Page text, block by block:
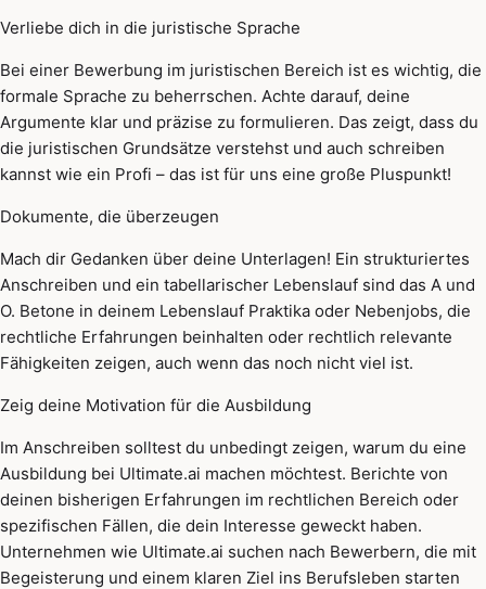
Verliebe dich in die juristische Sprache
Bei einer Bewerbung im juristischen Bereich ist es wichtig, die
formale Sprache zu beherrschen. Achte darauf, deine
Argumente klar und präzise zu formulieren. Das zeigt, dass du
die juristischen Grundsätze verstehst und auch schreiben
kannst wie ein Profi – das ist für uns eine große Pluspunkt!
Dokumente, die überzeugen
Mach dir Gedanken über deine Unterlagen! Ein strukturiertes
Anschreiben und ein tabellarischer Lebenslauf sind das A und
O. Betone in deinem Lebenslauf Praktika oder Nebenjobs, die
rechtliche Erfahrungen beinhalten oder rechtlich relevante
Fähigkeiten zeigen, auch wenn das noch nicht viel ist.
Zeig deine Motivation für die Ausbildung
Im Anschreiben solltest du unbedingt zeigen, warum du eine
Ausbildung bei Ultimate.ai machen möchtest. Berichte von
deinen bisherigen Erfahrungen im rechtlichen Bereich oder
spezifischen Fällen, die dein Interesse geweckt haben.
Unternehmen wie Ultimate.ai suchen nach Bewerbern, die mit
Begeisterung und einem klaren Ziel ins Berufsleben starten